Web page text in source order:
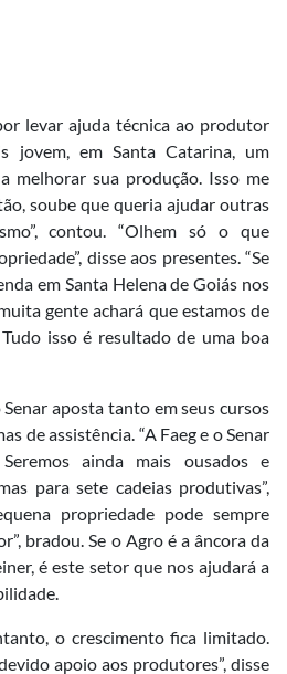
levar ajuda técnica ao produtor
jovem, em Santa Catarina, um
melhorar sua produção. Isso me
soube que queria ajudar outras
contou. “Olhem só o que
disse aos presentes. “Se
em Santa Helena de Goiás nos
gente achará que estamos de
isso é resultado de uma boa
aposta tanto em seus cursos
de assistência. “A Faeg e o Senar
ainda mais ousados e
para sete cadeias produtivas”,
propriedade pode sempre
bradou. Se o Agro é a âncora da
é este setor que nos ajudará a
o crescimento fica limitado.
apoio aos produtores”, disse